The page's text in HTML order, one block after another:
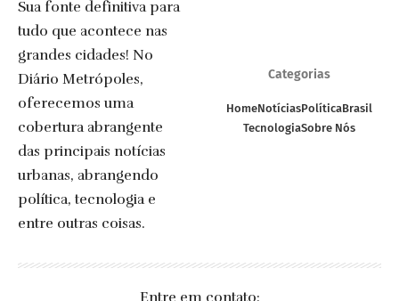
Sua fonte definitiva para
tudo que acontece nas
grandes cidades! No
Diário Metrópoles,
oferecemos uma
cobertura abrangente
das principais notícias
urbanas, abrangendo
política, tecnologia e
entre outras coisas.
Categorias
HomeNotíciasPolíticaBrasil
TecnologiaSobre Nós
Entre em contato: